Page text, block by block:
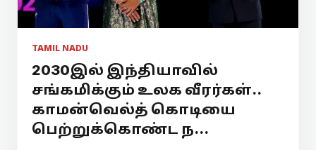
TAMIL NADU
2030இல் இந்தியாவில்
சங்கமிக்கும் உலக வீரர்கள்..
காமன்வெல்த் கொடியை
பெற்றுக்கொண்ட ந...